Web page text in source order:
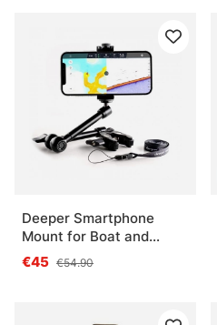
Deeper Smartphone
Mount for Boat and
Kayak
€45 €54.90